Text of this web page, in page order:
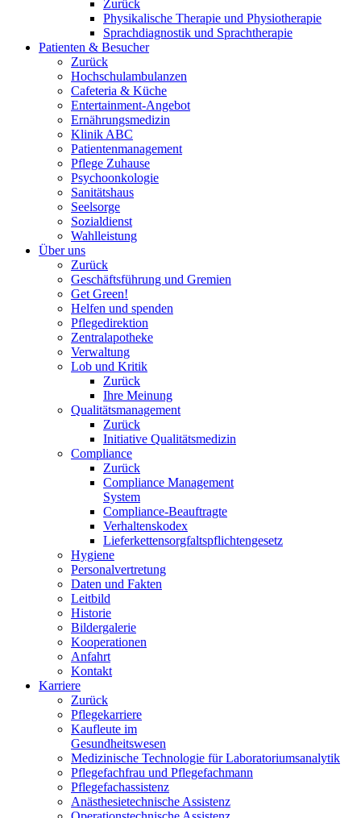
Zurück
Physikalische Therapie und Physiotherapie
Sprachdiagnostik und Sprachtherapie
Patienten & Besucher
Zurück
Hochschulambulanzen
Cafeteria & Küche
Entertainment-Angebot
Ernährungsmedizin
Klinik ABC
Patientenmanagement
Pflege Zuhause
Psychoonkologie
Sanitätshaus
Seelsorge
Sozialdienst
Wahlleistung
Über uns
Zurück
Geschäftsführung und Gremien
Get Green!
Helfen und spenden
Pflegedirektion
Zentralapotheke
Verwaltung
Lob und Kritik
Zurück
Ihre Meinung
Qualitätsmanagement
Zurück
Initiative Qualitätsmedizin
Compliance
Zurück
Compliance Management
System
Compliance-Beauftragte
Verhaltenskodex
Lieferkettensorgfaltspflichtengesetz
Hygiene
Personalvertretung
Daten und Fakten
Leitbild
Historie
Bildergalerie
Kooperationen
Anfahrt
Kontakt
Karriere
Zurück
Pflegekarriere
Kaufleute im
Gesundheitswesen
Medizinische Technologie für Laboratoriumsanalytik
Pflegefachfrau und Pflegefachmann
Pflegefachassistenz
Anästhesietechnische Assistenz